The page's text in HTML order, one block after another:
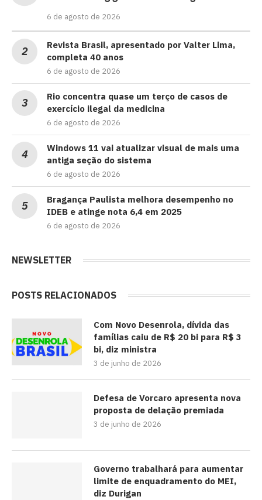
6 de agosto de 2026
Revista Brasil, apresentado por Valter Lima,
completa 40 anos
6 de agosto de 2026
Rio concentra quase um terço de casos de
exercício ilegal da medicina
6 de agosto de 2026
Windows 11 vai atualizar visual de mais uma
antiga seção do sistema
6 de agosto de 2026
Bragança Paulista melhora desempenho no
IDEB e atinge nota 6,4 em 2025
6 de agosto de 2026
NEWSLETTER
POSTS RELACIONADOS
Com Novo Desenrola, dívida das
famílias caiu de R$ 20 bi para R$ 3
bi, diz ministra
3 de junho de 2026
Defesa de Vorcaro apresenta nova
proposta de delação premiada
3 de junho de 2026
Governo trabalhará para aumentar
limite de enquadramento do MEI,
diz Durigan